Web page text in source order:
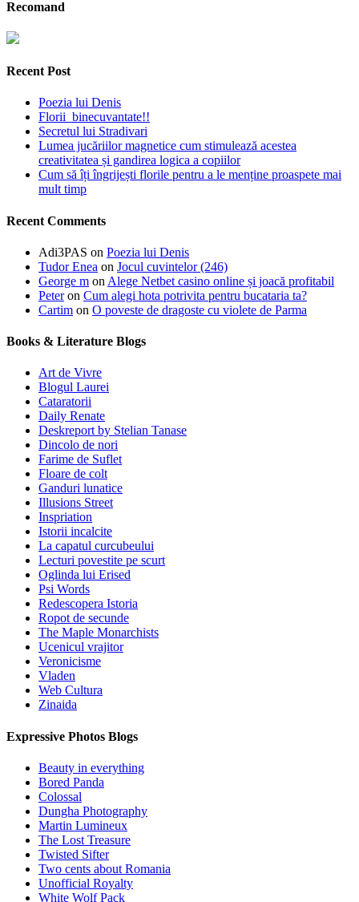
Recomand
Recent Post
Poezia lui Denis
Florii binecuvantate!!
Secretul lui Stradivari
Lumea jucăriilor magnetice cum stimulează acestea
creativitatea și gandirea logica a copiilor
Cum să îți îngrijești florile pentru a le menține proaspete mai
mult timp
Recent Comments
Adi3PAS on Poezia lui Denis
Tudor Enea on Jocul cuvintelor (246)
George m on Alege Netbet casino online și joacă profitabil
Peteron Cum alegi hota potrivita pentru bucataria ta?
Cartim on O poveste de dragoste cu violete de Parma
Books & Literature Blogs
Art de Vivre
Blogul Laurei
Cataratorii
Daily Renate
Deskreport by Stelian Tanase
Dincolo de nori
Farime de Suflet
Floare de colt
Ganduri lunatice
Illusions Street
Inspriation
Istorii incalcite
La capatul curcubeului
Lecturi povestite pe scurt
Oglinda lui Erised
Psi Words
Redescopera Istoria
Ropot de secunde
The Maple Monarchists
Ucenicul vrajitor
Veronicisme
Vladen
Web Cultura
Zinaida
Expressive Photos Blogs
Beauty in everything
Bored Panda
Colossal
Dungha Photography
Martin Lumineux
The Lost Treasure
Twisted Sifter
Two cents about Romania
Unofficial Royalty
White Wolf Pack